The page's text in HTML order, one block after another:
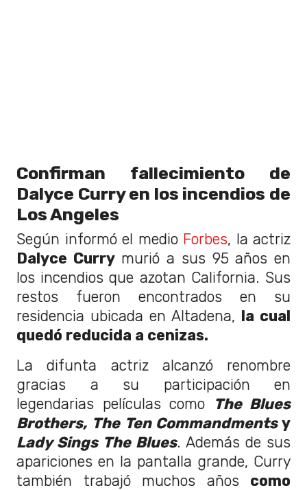
Confirman fallecimiento de
Dalyce Curry en los incendios de
Los Angeles
Según informó el medio Forbes, la actriz
Dalyce Currymurió a sus 95 años en
los incendios que azotan California. Sus
restos fueron encontrados en su
residencia ubicada en Altadena, la cual
quedó reducida a cenizas.
La difunta actriz alcanzó renombre
gracias a su participación en
legendarias películas como
The Blues
Brothers, The Ten Commandmentsy
Lady Sings The Blues. Además de sus
apariciones en la pantalla grande, Curry
también trabajó muchos años como